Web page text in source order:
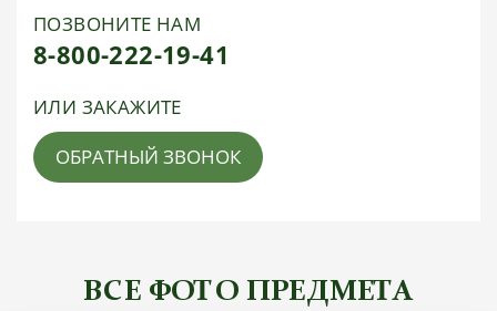
ПОЗВОНИТЕ НАМ
8-800-222-19-41
ИЛИ ЗАКАЖИТЕ
ОБРАТНЫЙ ЗВОНОК
ВСЕ ФОТО ПРЕДМЕТА